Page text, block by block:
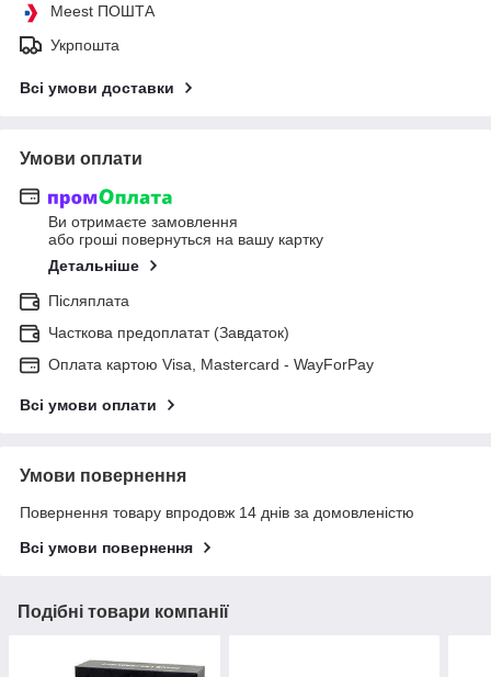
Meest ПОШТА
Укрпошта
Всі умови доставки
Умови оплати
Ви отримаєте замовлення
або гроші повернуться на вашу картку
Детальніше
Післяплата
Часткова предоплатат (Завдаток)
Оплата картою Visa, Mastercard - WayForPay
Всі умови оплати
Умови повернення
Повернення товару впродовж 14 днів за домовленістю
Всі умови повернення
Подібні товари компанії